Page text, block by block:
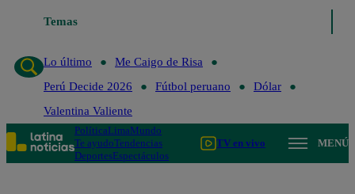
Temas
Lo último
Me Caigo de Risa
Perú Decide 2026
Fútbol peruano
Dólar
Valentina Valiente
PolíticaLimaMundo
Te ayudoTendencias
DeportesEspectáculos
TV en vivo MENÚ